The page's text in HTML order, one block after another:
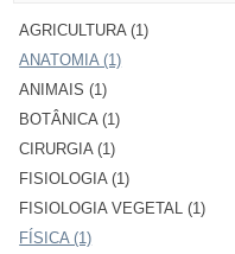
AGRICULTURA (1)
ANATOMIA (1)
ANIMAIS (1)
BOTÂNICA (1)
CIRURGIA (1)
FISIOLOGIA (1)
FISIOLOGIA VEGETAL (1)
FÍSICA (1)